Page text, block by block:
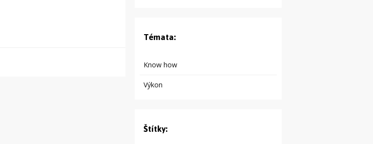
Témata:
Know how
Výkon
Štítky: